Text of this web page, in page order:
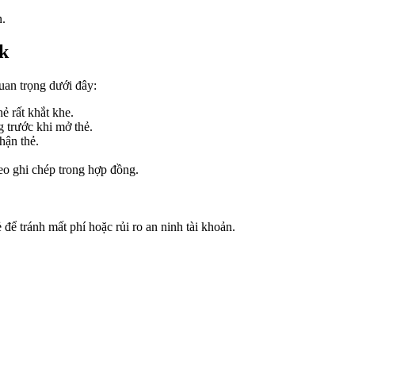
trọng dưới đây:
rất khắt khe.
trước khi mở thẻ.
thẻ.
ghi chép trong hợp đồng.
tránh mất phí hoặc rủi ro an ninh tài khoản.